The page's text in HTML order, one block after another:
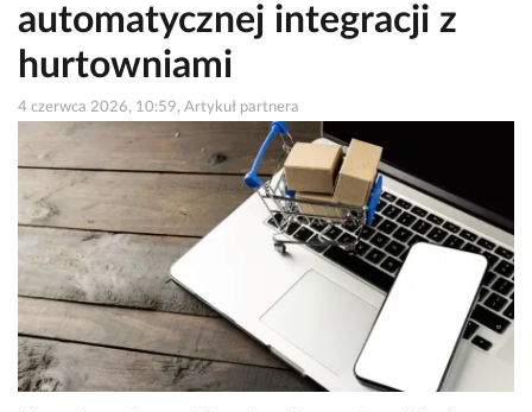
automatycznej integracji z
hurtowniami
4 czerwca 2026, 10:59, Artykuł partnera